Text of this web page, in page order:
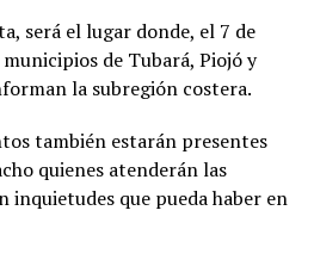
será el lugar donde, el 7 de
de Tubará, Piojó y
la subregión costera.
también estarán presentes
quienes atenderán las
inquietudes que pueda haber en